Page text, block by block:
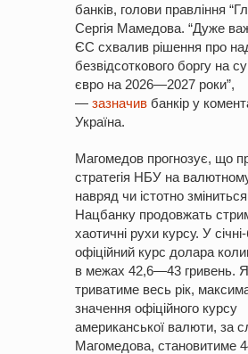
банків, голови правління
Сергія Мамедова. “Дуже
ЄС схвалив рішення про
безвідсоткового боргу на
євро на 2026—2027 роки”,
— зазначив банкір у
Україна.
Магомедов прогнозує, що
стратегія НБУ на
навряд чи істотно
Нацбанку продовжать
хаотичні рухи курсу. У
офіційний курс долара
в межах 42,6—43 гривень.
триватиме весь рік,
значення офіційного курсу
американської валюти, за
Магомедова, становитиме